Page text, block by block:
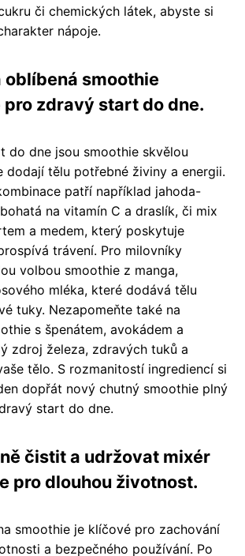
či chemických látek, abyste si
nápoje.
oblíbená smoothie
zdravý start do dne.
do dne jsou smoothie skvělou
dodají tělu potřebné živiny a energii.
patří například jahoda-
na vitamín C a draslík, či mix
a medem, který poskytuje
trávení. Pro milovníky
volbou smoothie z manga,
mléka, které dodává tělu
tuky. Nezapomeňte také na
s špenátem, avokádem a
zdroj železa, zdravých tuků a
tělo. S rozmanitostí ingrediencí si
dopřát nový chutný smoothie plný
start do dne.
čistit a udržovat mixér
pro dlouhou životnost.
smoothie je klíčové pro zachování
a bezpečného používání. Po